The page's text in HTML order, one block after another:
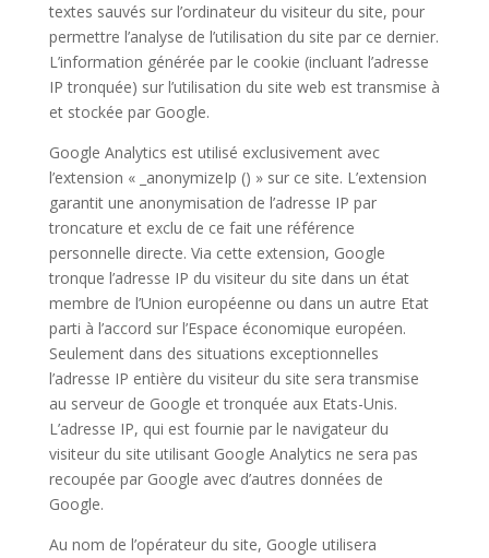
textes sauvés sur l’ordinateur du visiteur du site, pour
permettre l’analyse de l’utilisation du site par ce dernier.
L’information générée par le cookie (incluant l’adresse
IP tronquée) sur l’utilisation du site web est transmise à
et stockée par Google.
Google Analytics est utilisé exclusivement avec
l’extension « _anonymizeIp () » sur ce site. L’extension
garantit une anonymisation de l’adresse IP par
troncature et exclu de ce fait une référence
personnelle directe. Via cette extension, Google
tronque l’adresse IP du visiteur du site dans un état
membre de l’Union européenne ou dans un autre Etat
parti à l’accord sur l’Espace économique européen.
Seulement dans des situations exceptionnelles
l’adresse IP entière du visiteur du site sera transmise
au serveur de Google et tronquée aux Etats-Unis.
L’adresse IP, qui est fournie par le navigateur du
visiteur du site utilisant Google Analytics ne sera pas
recoupée par Google avec d’autres données de
Google.
Au nom de l’opérateur du site, Google utilisera